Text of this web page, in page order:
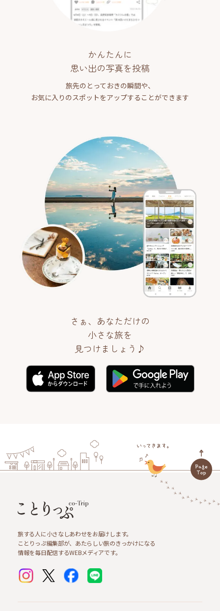
かんたんに
思い出の写真を投稿
旅先のとっておきの瞬間や、
お気に入りのスポットをアップすることができます
さぁ、あなただけの
小さな旅を
見つけましょう♪
旅する人に小さなしあわせをお届けします。
ことりっぷ編集部が、あたらしい旅のきっかけになる
情報を毎日配信するWEBメディアです。